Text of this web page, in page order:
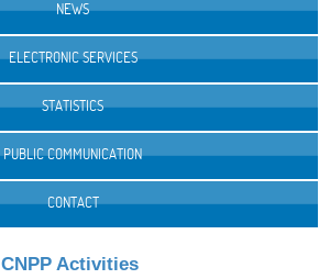
NEWS
ELECTRONIC SERVICES
STATISTICS
PUBLIC COMMUNICATION
CONTACT
CNPP Activities